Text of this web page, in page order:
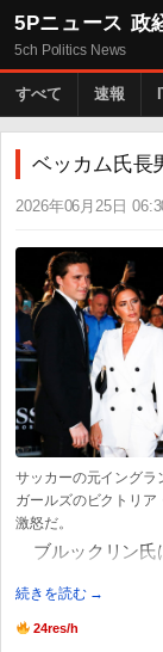
5Pニュース 政
5ch Politics News
すべて 速報
ベッカム氏長
2026年06月25日
サッカーの元イングラ
ガールズのビクトリ
激怒だ。
ブルックリン氏
続きを読む →
24res/h